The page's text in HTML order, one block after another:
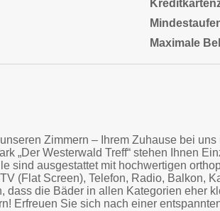
Maximale
Zimmern – Ihrem Zuhause bei uns
„Der Westerwald Treff“ stehen Ihnen
sind ausgestattet mit hochwertigen
(Flat Screen), Telefon, Radio, Balkon,
dass die Bäder in allen Kategorien eher
Erfreuen Sie sich nach einer